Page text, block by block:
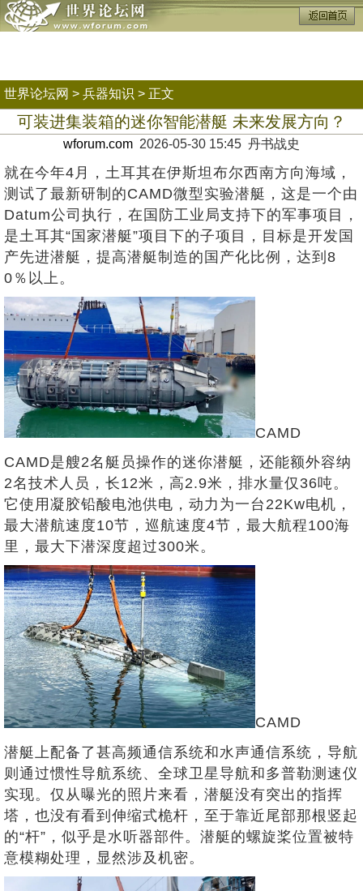
世界论坛网 > 兵器知识 > 正文
可装进集装箱的迷你智能潜艇 未来发展方向？
wforum.com 2026-05-30 15:45 丹书战史
就在今年4月，土耳其在伊斯坦布尔西南方向海域，
测试了最新研制的CAMD微型实验潜艇，这是一个由
Datum公司执行，在国防工业局支持下的军事项目，
是土耳其“国家潜艇”项目下的子项目，目标是开发国
产先进潜艇，提高潜艇制造的国产化比例，达到8
0％以上。
CAMD
CAMD是艘2名艇员操作的迷你潜艇，还能额外容纳
2名技术人员，长12米，高2.9米，排水量仅36吨。
它使用凝胶铅酸电池供电，动力为一台22Kw电机，
最大潜航速度10节，巡航速度4节，最大航程100海
里，最大下潜深度超过300米。
CAMD
潜艇上配备了甚高频通信系统和水声通信系统，导航
则通过惯性导航系统、全球卫星导航和多普勒测速仪
实现。仅从曝光的照片来看，潜艇没有突出的指挥
塔，也没有看到伸缩式桅杆，至于靠近尾部那根竖起
的“杆”，似乎是水听器部件。潜艇的螺旋桨位置被特
意模糊处理，显然涉及机密。